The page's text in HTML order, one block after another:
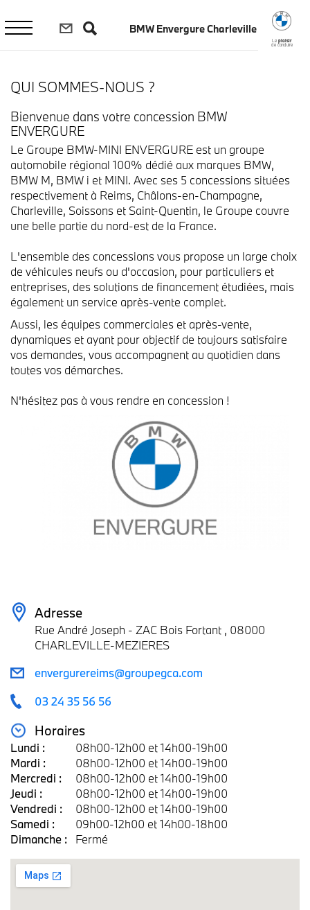
contenu
principal
BMW Envergure Charleville
Le plaisir
de conduire
QUI SOMMES-NOUS ?
Bienvenue dans votre concession BMW
ENVERGURE
Le Groupe BMW-MINI ENVERGURE est un groupe
automobile régional 100% dédié aux marques BMW,
BMW M, BMW i et MINI. Avec ses 5 concessions situées
respectivement à Reims, Châlons-en-Champagne,
Charleville, Soissons et Saint-Quentin, le Groupe couvre
une belle partie du nord-est de la France.
L'ensemble des concessions vous propose un large choix
de véhicules neufs ou d'occasion, pour particuliers et
entreprises, des solutions de financement étudiées, mais
également un service après-vente complet.
Aussi, les équipes commerciales et après-vente,
dynamiques et ayant pour objectif de toujours satisfaire
vos demandes, vous accompagnent au quotidien dans
toutes vos démarches.
N'hésitez pas à vous rendre en concession !
Adresse
Rue André Joseph - ZAC Bois Fortant , 08000
CHARLEVILLE-MEZIERES
envergurereims@groupegca.com
03 24 35 56 56
Horaires
Lundi :
08h00-12h00 et 14h00-19h00
Mardi :
08h00-12h00 et 14h00-19h00
Mercredi :
08h00-12h00 et 14h00-19h00
Jeudi :
08h00-12h00 et 14h00-19h00
Vendredi :
08h00-12h00 et 14h00-19h00
Samedi :
09h00-12h00 et 14h00-18h00
Dimanche :
Fermé